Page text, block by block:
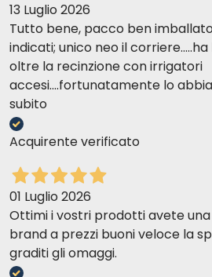
13 Luglio 2026
Tutto bene, pacco ben
indicati; unico neo il
oltre la recinzione con irrigatori
accesi....fortunatamente lo
subito
Acquirente verificato
01 Luglio 2026
Ottimi i vostri prodotti avete
brand a prezzi buoni veloce la
graditi gli omaggi.